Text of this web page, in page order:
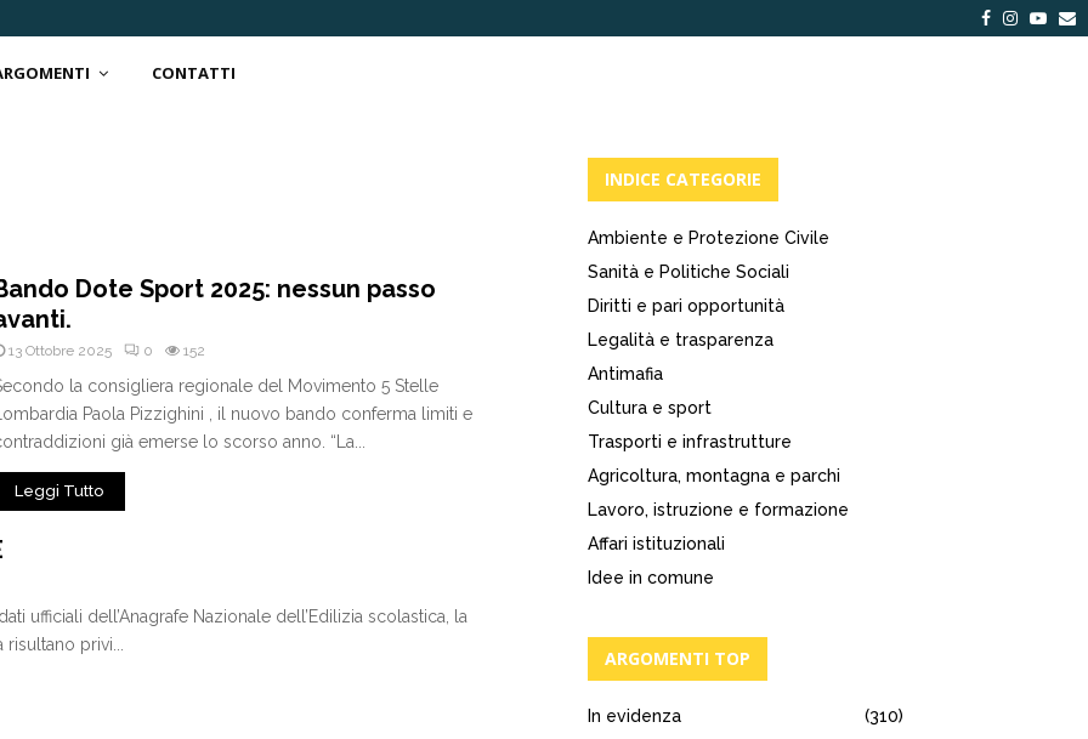
Facebook
CONTATTI
Dote Sport 2025: nessun passo
13 Ottobre 2025 0 152
la consigliera regionale del Movimento 5 Stelle
Paola Pizzighini , il nuovo bando conferma limiti e
già emerse lo scorso anno. “La...
Leggi Tutto
ufficiali dell’Anagrafe Nazionale dell’Edilizia scolastica, la
privi...
INDICE CATEGORIE
Ambiente e Protezione Civile
Sanità e Politiche Sociali
Diritti e pari opportunità
Legalità e trasparenza
Antimafia
Cultura e sport
Trasporti e infrastrutture
Agricoltura, montagna e parchi
Lavoro, istruzione e formazione
Affari istituzionali
Idee in comune
ARGOMENTI TOP
In evidenza
(310)